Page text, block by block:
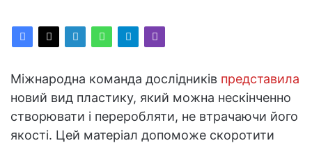
Міжнародна команда дослідників представила
новий вид пластику, який можна нескінченно
створювати і переробляти, не втрачаючи його
якості. Цей матеріал допоможе скоротити